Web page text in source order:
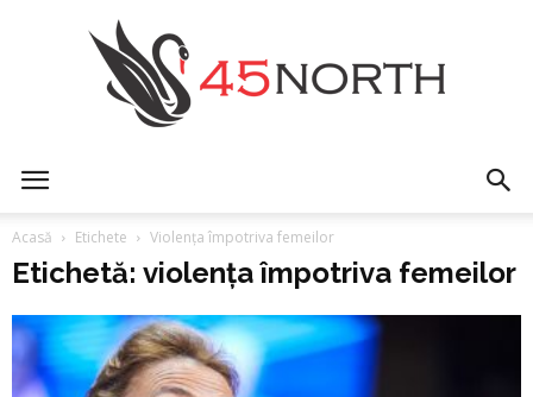
Acasă Etichete Violența împotriva femeilor
Etichetă: violența împotriva femeilor